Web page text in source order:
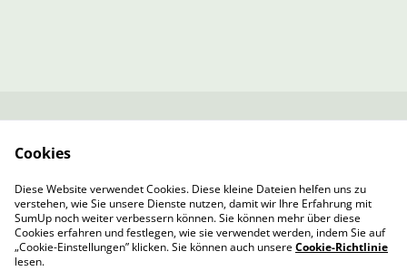
ungen von SumUp
Impressum
Cookies
Diese Website verwendet Cookies. Diese kleine Dateien helfen uns zu
verstehen, wie Sie unsere Dienste nutzen, damit wir Ihre Erfahrung mit
SumUp noch weiter verbessern können. Sie können mehr über diese
Cookies erfahren und festlegen, wie sie verwendet werden, indem Sie auf
„Cookie-Einstellungen” klicken. Sie können auch unsereCookie-Richtlinie
lesen.